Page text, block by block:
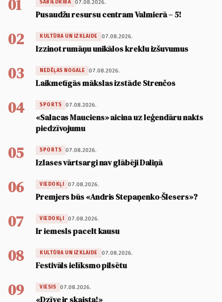
01 SABIEDRĪBA 07.08.2026.
Pusaudžu resursu centram Valmierā – 5!
02 KULTŪRA UN IZKLAIDE 07.08.2026.
Izzinot rumāņu unikālos kreklu izšuvumus
03 NEDĒĻAS NOGALE 07.08.2026.
Laikmetīgās mākslas izstāde Strenčos
04 SPORTS 07.08.2026.
«Salacas Mauciens» aicina uz leģendāru nakts
piedzīvojumu
05 SPORTS 07.08.2026.
Izlases vārtsargi nav glābēji Daliņā
06 VIEDOKĻI 07.08.2026.
Premjers būs «Andris Stepaņenko-Šlesers»?
07 VIEDOKĻI 07.08.2026.
Ir iemesls pacelt kausu
08 KULTŪRA UN IZKLAIDE 07.08.2026.
Festivāls ielīksmo pilsētu
09 VIESIS 07.08.2026.
«Dzīve ir skaista!»